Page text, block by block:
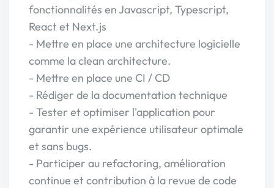
fonctionnalités en Javascript, Typescript,
React et Next.js
- Mettre en place une architecture logicielle
comme la clean architecture.
- Mettre en place une CI / CD
- Rédiger de la documentation technique
- Tester et optimiser l'application pour
garantir une expérience utilisateur optimale
et sans bugs.
- Participer au refactoring, amélioration
continue et contribution à la revue de code